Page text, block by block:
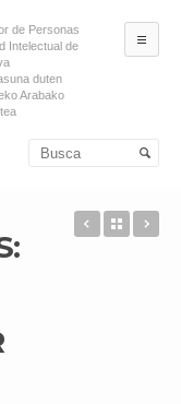
de Personas
Intelectual de
duten
Arabako
secundario
EL Back